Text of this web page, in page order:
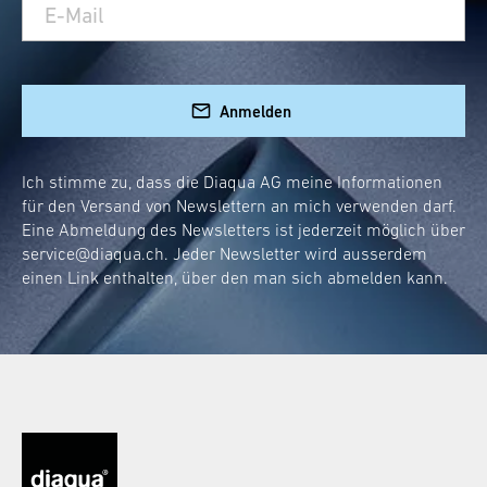
reagieren auf Geräusche und erhellen dein
Bad, sobald du es betrittst. Kein betätigen
des Lichtschalters notwendig - eine echte
Hygienische Aspekte
: hochwertige
Materialien und einfache
Reinigungsmöglichkeiten sorgen für
Sauberkeit.
Designelement: ein beleuchteter
Toilettensitz fügt deinem Bad ein
modernes, stilvolles Element hinzu.
Einfache Montage: abnehmbar durch
Wie funktioniert ein WC-
Anmelden
Ich stimme zu, dass die Diaqua AG meine Informationen
für den Versand von Newslettern an mich verwenden darf.
Eine Abmeldung des Newsletters ist jederzeit möglich über
service@diaqua.ch. Jeder Newsletter wird ausserdem
einen Link enthalten, über den man sich abmelden kann.